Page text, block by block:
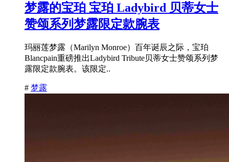
梦露的宝珀 宝珀 Ladybird 贝蒂女士
赞颂系列梦露限定款腕表
玛丽莲梦露（Marilyn Monroe）百年诞辰之际，宝珀
Blancpain重磅推出Ladybird Tribute贝蒂女士赞颂系列梦
露限定款腕表。该限定..
# 梦露